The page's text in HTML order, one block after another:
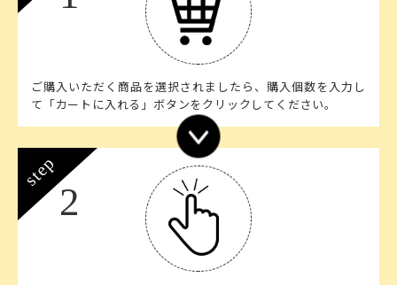
ご購入いただく商品を選択されましたら、購入個数を入力し
て「カートに入れる」ボタンをクリックしてください。
step
2